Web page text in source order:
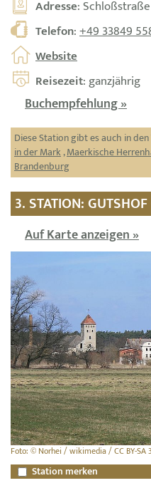
Adresse:
Telefon:+49 33849
Website
Reisezeit: ganzjährig
Buchempfehlung »
Diese Station gibt es auch in
in der Mark,Maerkische
Brandenburg
3. STATION:
Auf Karte anzeigen »
Foto: © Norhei / wikimedia / CC BY-SA
Station merken